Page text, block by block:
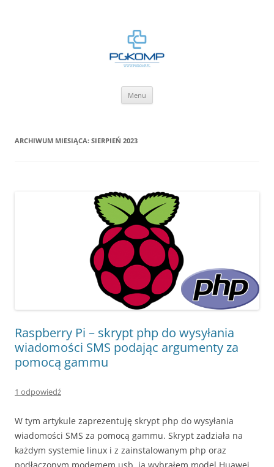
Menu
ARCHIWUM MIESIĄCA: SIERPIEŃ 2023
Raspberry Pi – skrypt php do wysyłania
wiadomości SMS podając argumenty za
pomocą gammu
1 odpowiedź
W tym artykule zaprezentuję skrypt php do wysyłania
wiadomości SMS za pomocą gammu. Skrypt zadziała na
każdym systemie linux i z zainstalowanym php oraz